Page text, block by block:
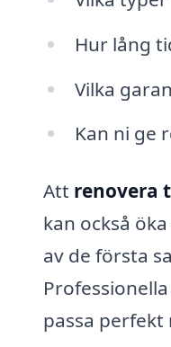
Hur lång
Vilka
Kan ni ge
Att renovera
kan också
av de första
passa